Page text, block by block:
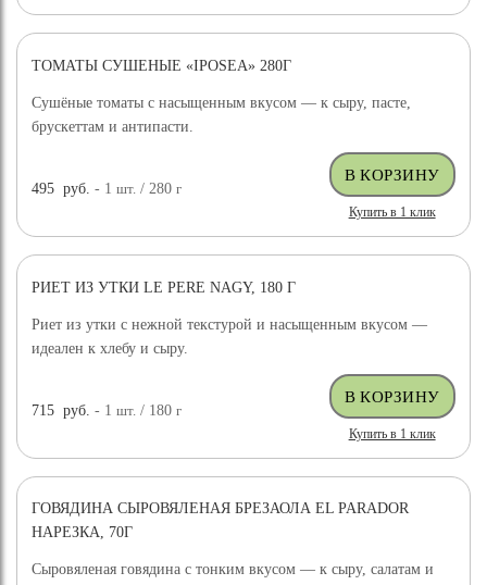
ТОМАТЫ СУШЕНЫЕ «IPOSEA» 280Г
Сушёные томаты с насыщенным вкусом — к сыру, пасте,
брускеттам и антипасти.
495 руб. - 1шт. / 280г
Купить в 1 клик
РИЕТ ИЗ УТКИ LE PERE NAGY, 180 Г
Риет из утки с нежной текстурой и насыщенным вкусом —
идеален к хлебу и сыру.
715 руб. - 1шт. / 180г
Купить в 1 клик
ГОВЯДИНА СЫРОВЯЛЕНАЯ БРЕЗАОЛА EL PARADOR
НАРЕЗКА, 70Г
Сыровяленая говядина с тонким вкусом — к сыру, салатам и